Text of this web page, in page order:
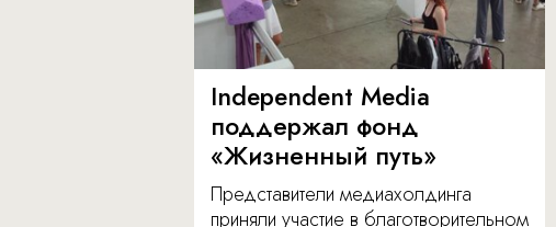
Independent Media
поддержал фонд
«Жизненный путь»
Представители медиахолдинга
приняли участие в благотворительном